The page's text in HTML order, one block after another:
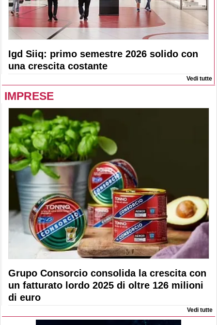
Igd Siiq: primo semestre 2026 solido con
una crescita costante
Vedi tutte
IMPRESE
Grupo Consorcio consolida la crescita con
un fatturato lordo 2025 di oltre 126 milioni
di euro
Vedi tutte